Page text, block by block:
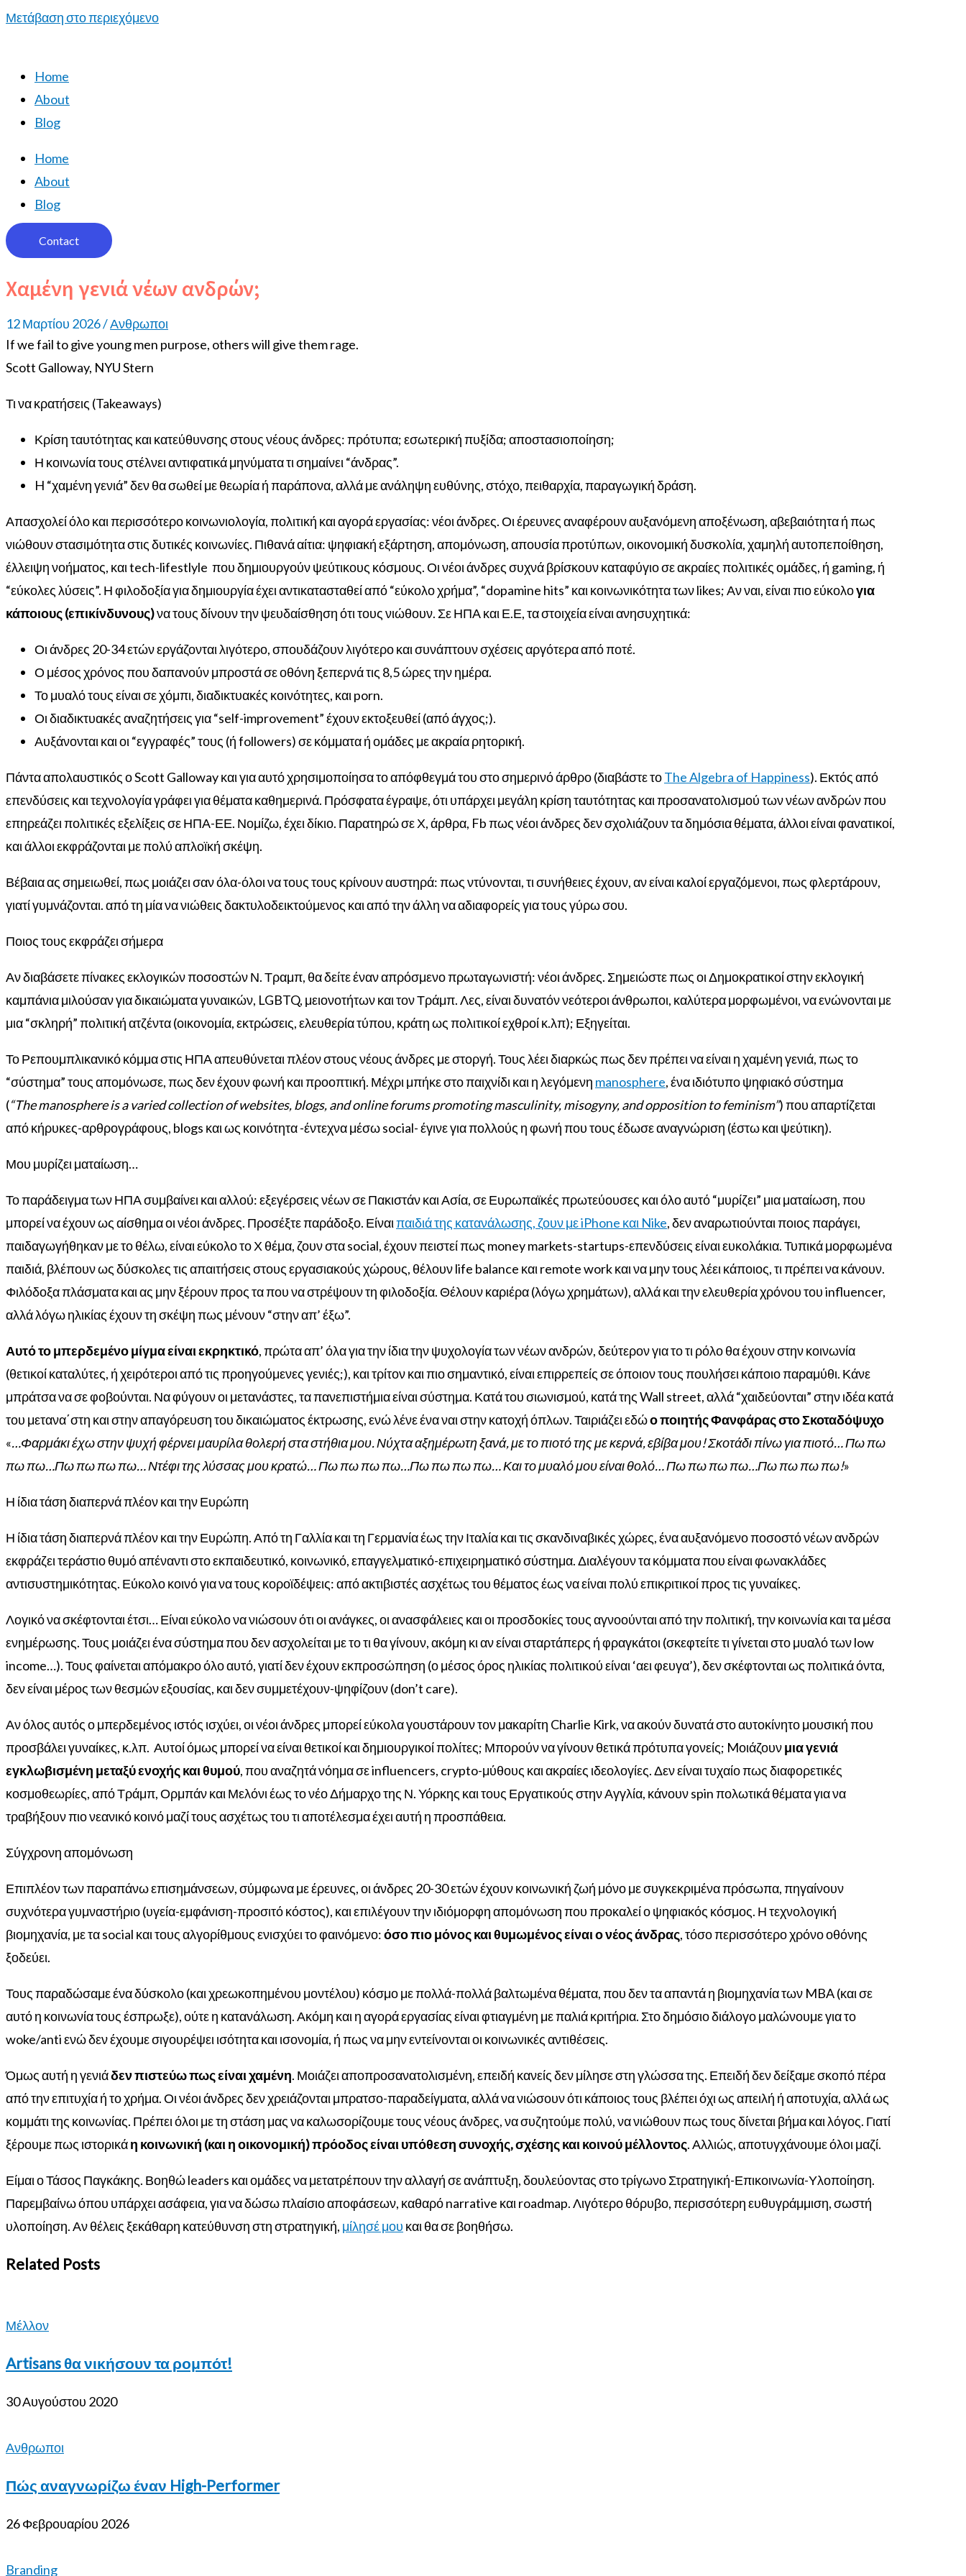
Μετάβαση στο περιεχόμενο
Home
About
Blog
Home
About
Blog
Contact
Χαμένη γενιά νέων ανδρών;
12 Μαρτίου 2026/Ανθρωποι
If we fail to give young men purpose, others will give them rage.
Scott Galloway, NYU Stern
Τι να κρατήσεις (Takeaways)
Κρίση ταυτότητας και κατεύθυνσης στους νέους άνδρες: πρότυπα; εσωτερική πυξίδα; αποστασιοποίηση;
Η κοινωνία τους στέλνει αντιφατικά μηνύματα τι σημαίνει “άνδρας”.
H “χαμένη γενιά” δεν θα σωθεί με θεωρία ή παράπονα, αλλά με ανάληψη ευθύνης, στόχο, πειθαρχία, παραγωγική δράση.
Απασχολεί όλο και περισσότερο κοινωνιολογία, πολιτική και αγορά εργασίας: νέοι άνδρες. Οι έρευνες αναφέρουν αυξανόμενη αποξένωση, αβεβαιότητα ή πως
νιώθουν στασιμότητα στις δυτικές κοινωνίες. Πιθανά αίτια: ψηφιακή εξάρτηση, απομόνωση, απουσία προτύπων, οικονομική δυσκολία, χαμηλή αυτοπεποίθηση,
έλλειψη νοήματος, και tech-lifestlyle που δημιουργούν ψεύτικους κόσμους. Οι νέοι άνδρες συχνά βρίσκουν καταφύγιο σε ακραίες πολιτικές ομάδες, ή gaming, ή
“εύκολες λύσεις”. Η φιλοδοξία για δημιουργία έχει αντικατασταθεί από “εύκολο χρήμα”, “dopamine hits” και κοινωνικότητα των likes; Αν ναι, είναι πιο εύκολογια
κάποιους (επικίνδυνους)να τους δίνουν την ψευδαίσθηση ότι τους νιώθουν. Σε ΗΠΑ και Ε.Ε, τα στοιχεία είναι ανησυχητικά:
Οι άνδρες 20-34 ετών εργάζονται λιγότερο, σπουδάζουν λιγότερο και συνάπτουν σχέσεις αργότερα από ποτέ.
Ο μέσος χρόνος που δαπανούν μπροστά σε οθόνη ξεπερνά τις 8,5 ώρες την ημέρα.
Το μυαλό τους είναι σε χόμπι, διαδικτυακές κοινότητες, και porn.
Οι διαδικτυακές αναζητήσεις για “self-improvement” έχουν εκτοξευθεί (από άγχος;).
Αυξάνονται και οι “εγγραφές” τους (ή followers) σε κόμματα ή ομάδες με ακραία ρητορική.
Πάντα απολαυστικός ο Scott Galloway και για αυτό χρησιμοποίησα το απόφθεγμά του στο σημερινό άρθρο (διαβάστε τοThe Algebra of Happiness). Εκτός από
επενδύσεις και τεχνολογία γράφει για θέματα καθημερινά. Πρόσφατα έγραψε, ότι υπάρχει μεγάλη κρίση ταυτότητας και προσανατολισμού των νέων ανδρών που
επηρεάζει πολιτικές εξελίξεις σε ΗΠΑ-ΕΕ. Νομίζω, έχει δίκιο. Παρατηρώ σε Χ, άρθρα, Fb πως νέοι άνδρες δεν σχολιάζουν τα δημόσια θέματα, άλλοι είναι φανατικοί,
και άλλοι εκφράζονται με πολύ απλοϊκήσκέψη.
Βέβαια ας σημειωθεί, πως μοιάζει σαν όλα-όλοι να τους τους κρίνουν αυστηρά: πως ντύνονται, τι συνήθειες έχουν, αν είναι καλοί εργαζόμενοι, πως φλερτάρουν,
γιατί γυμνάζονται. από τη μία να νιώθεις δακτυλοδεικτούμενος και από την άλλη να αδιαφορείς για τους γύρω σου.
Ποιος τους εκφράζει σήμερα
Αν διαβάσετε πίνακες εκλογικών ποσοστών Ν. Τραμπ, θα δείτε έναν απρόσμενο πρωταγωνιστή: νέοι άνδρες. Σημειώστε πως οι Δημοκρατικοί στην εκλογική
καμπάνια μιλούσαν για δικαιώματα γυναικών, LGBTQ, μειονοτήτων και τον Τράμπ. Λες, είναι δυνατόν νεότεροι άνθρωποι, καλύτερα μορφωμένοι, να ενώνονται με
μια “σκληρή” πολιτική ατζέντα (οικονομία, εκτρώσεις, ελευθερία τύπου, κράτη ως πολιτικοί εχθροί κ.λπ); Εξηγείται.
Το Ρεπουμπλικανικό κόμμα στις ΗΠΑ απευθύνεται πλέον στους νέους άνδρες με στοργή. Τους λέει διαρκώς πως δεν πρέπει να είναι η χαμένη γενιά, πως το
“σύστημα” τους απομόνωσε, πως δεν έχουν φωνή και προοπτική. Μέχρι μπήκε στο παιχνίδι και η λεγόμενη manosphere, ένα ιδιότυπο ψηφιακό σύστημα
(“The manosphere is a varied collection of websites, blogs, and online forums promoting masculinity, misogyny, and opposition to feminism”) που απαρτίζεται
από κήρυκες-αρθρογράφους, blogs και ως κοινότητα -έντεχνα μέσω social- έγινε για πολλούς η φωνή που τους έδωσε αναγνώριση (έστω και ψεύτικη).
Μου μυρίζει ματαίωση…
Το παράδειγμα των ΗΠΑ συμβαίνει και αλλού: εξεγέρσεις νέων σε Πακιστάν και Ασία, σε Ευρωπαϊκές πρωτεύουσες και όλο αυτό “μυρίζει” μια ματαίωση, που
μπορεί να έχουν ως αίσθημα οι νέοι άνδρες. Προσέξτε παράδοξο. Είναιπαιδιά της κατανάλωσης, ζουν με iPhone και Nike, δεν αναρωτιούνται ποιος παράγει,
παιδαγωγήθηκαν με το θέλω, είναι εύκολο το Χ θέμα, ζουν στα social, έχουν πειστεί πως money markets-startups-επενδύσεις είναι ευκολάκια. Τυπικά μορφωμένα
παιδιά, βλέπουν ως δύσκολες τις απαιτήσεις στους εργασιακούς χώρους, θέλουν life balance και remote work και να μην τους λέει κάποιος, τι πρέπει να κάνουν.
Φιλόδοξα πλάσματα και ας μην ξέρουν προς τα που να στρέψουν τη φιλοδοξία. Θέλουν καριέρα (λόγω χρημάτων), αλλά και την ελευθερία χρόνου του influencer,
αλλά λόγω ηλικίας έχουν τη σκέψη πως μένουν “στην απ’ έξω”.
Αυτό το μπερδεμένο μίγμα είναι εκρηκτικό, πρώτα απ’ όλα για την ίδια την ψυχολογία των νέων ανδρών, δεύτερον για το τι ρόλο θα έχουν στην κοινωνία
(θετικοί καταλύτες, ή χειρότεροι από τις προηγούμενες γενιές;), και τρίτον και πιο σημαντικό, είναι επιρρεπείς σε όποιον τους πουλήσει κάποιο παραμύθι. Κάνε
μπράτσα να σε φοβούνται. Να φύγουν οι μετανάστες, τα πανεπιστήμια είναι σύστημα. Κατά του σιωνισμού, κατά της Wall street, αλλά “χαιδεύονται” στην ιδέα κατά
του μετανα΄στη και στην απαγόρευση του δικαιώματος έκτρωσης, ενώ λένε ένα ναι στην κατοχή όπλων. Ταιριάζει εδώο ποιητής Φανφάρας στο Σκοταδόψυχο
«…Φαρμάκι έχω στην ψυχή φέρνει μαυρίλα θολερή στα στήθια μου. Νύχτα αξημέρωτη ξανά, με το πιοτό της με κερνά, εβίβα μου! Σκοτάδι πίνω για πιοτό… Πω πω
πω πω…Πω πω πω πω… Ντέφι της λύσσας μου κρατώ… Πω πω πω πω…Πω πω πω πω… Και το μυαλό μου είναι θολό… Πω πω πω πω…Πω πω πω πω!»
Η ίδια τάση διαπερνά πλέον και την Ευρώπη
Η ίδια τάση διαπερνά πλέον και την Ευρώπη. Από τη Γαλλία και τη Γερμανία έως την Ιταλία και τις σκανδιναβικές χώρες, ένα αυξανόμενο ποσοστό νέων ανδρών
εκφράζει τεράστιο θυμό απέναντι στο εκπαιδευτικό, κοινωνικό, επαγγελματικό-επιχειρηματικό σύστημα. Διαλέγουν τα κόμματα που είναι φωνακλάδες
αντισυστημικότητας. Εύκολο κοινό για να τους κοροϊδέψεις: απόακτιβιστές ασχέτως του θέματος έως να είναι πολύ επικριτικοί προς τις γυναίκες.
Λογικό να σκέφτονται έτσι… Είναι εύκολο να νιώσουν ότι οι ανάγκες, οι ανασφάλειες και οι προσδοκίες τους αγνοούνται από την πολιτική, την κοινωνία και τα μέσα
ενημέρωσης. Τους μοιάζει ένα σύστημα που δεν ασχολείται με το τι θα γίνουν, ακόμη κι αν είναι σταρτάπερς ή φραγκάτοι (σκεφτείτε τι γίνεται στο μυαλό των low
income…). Τους φαίνεται απόμακρο όλο αυτό, γιατί δεν έχουν εκπροσώπηση (ο μέσος όρος ηλικίας πολιτικού είναι ‘αει φευγα’), δεν σκέφτονται ως πολιτικά όντα,
δεν είναι μέρος των θεσμών εξουσίας, και δεν συμμετέχουν-ψηφίζουν (don’t care).
Αν όλος αυτός ο μπερδεμένος ιστός ισχύει, οι νέοι άνδρες μπορεί εύκολα γουστάρουν τον μακαρίτη Charlie Kirk, να ακούν δυνατά στο αυτοκίνητο μουσική που
προσβάλει γυναίκες, κ.λπ. Αυτοί όμως μπορεί να είναι θετικοί και δημιουργικοί πολίτες; Μπορούν να γίνουν θετικά πρότυπα γονείς; Mοιάζουνμια γενιά
εγκλωβισμένη μεταξύ ενοχής και θυμού, που αναζητά νόημα σε influencers, crypto-μύθους και ακραίες ιδεολογίες. Δεν είναι τυχαίο πως διαφορετικές
κοσμοθεωρίες, από Τράμπ, Ορμπάν και Μελόνι έως το νέο Δήμαρχο της Ν. Υόρκης και τους Εργατικούς στην Αγγλία, κάνουν spin πολωτικά θέματα για να
τραβήξουν πιο νεανικό κοινό μαζί τους ασχέτως του τι αποτέλεσμα έχει αυτή η προσπάθεια.
Σύγχρονη απομόνωση
Επιπλέον των παραπάνω επισημάνσεων, σύμφωνα με έρευνες, οι άνδρες 20-30 ετών έχουν κοινωνική ζωή μόνο με συγκεκριμένα πρόσωπα, πηγαίνουν
συχνότερα γυμναστήριο (υγεία-εμφάνιση-προσιτό κόστος), και επιλέγουν την ιδιόμορφη απομόνωση που προκαλεί ο ψηφιακός κόσμος. Η τεχνολογική
βιομηχανία, με τα social και τους αλγορίθμους ενισχύει το φαινόμενο:όσο πιο μόνος και θυμωμένος είναι ο νέος άνδρας, τόσο περισσότερο χρόνο οθόνης
ξοδεύει.
Τους παραδώσαμε ένα δύσκολο (και χρεωκοπημένου μοντέλου) κόσμο με πολλά-πολλά βαλτωμένα θέματα, που δεν τα απαντά η βιομηχανία των MBA (και σε
αυτό η κοινωνία τους έσπρωξε), ούτε η κατανάλωση. Ακόμη και η αγορά εργασίας είναι φτιαγμένη με παλιά κριτήρια. Στο δημόσιο διάλογο μαλώνουμε για το
woke/anti ενώ δεν έχουμε σιγουρέψει ισότητα και ισονομία, ή πως να μην εντείνονται οι κοινωνικές αντιθέσεις.
Όμως αυτή η γενιάδεν πιστεύω πως είναι χαμένη. Μοιάζει αποπροσανατολισμένη, επειδή κανείς δεν μίλησε στη γλώσσα της. Επειδή δεν δείξαμε σκοπό πέρα
από την επιτυχία ή το χρήμα. Οι νέοι άνδρες δεν χρειάζονται μπρατσο-παραδείγματα, αλλά να νιώσουν ότι κάποιος τους βλέπει όχι ως απειλή ή αποτυχία, αλλά ως
κομμάτι της κοινωνίας. Πρέπει όλοι με τη στάση μας να καλωσορίζουμε τους νέους άνδρες, να συζητούμε πολύ, να νιώθουν πως τους δίνεται βήμα και λόγος. Γιατί
ξέρουμε πως ιστορικάη κοινωνική (και η οικονομική) πρόοδος είναι υπόθεση συνοχής, σχέσης και κοινού μέλλοντος. Αλλιώς, αποτυγχάνουμε όλοι μαζί.
Είμαι ο Τάσος Παγκάκης. Βοηθώ leaders και ομάδες να μετατρέπουν την αλλαγή σε ανάπτυξη, δουλεύοντας στο τρίγωνο Στρατηγική-Επικοινωνία-Υλοποίηση.
Παρεμβαίνω όπου υπάρχει ασάφεια, για να δώσω πλαίσιο αποφάσεων, καθαρό narrative και roadmap. Λιγότερο θόρυβο, περισσότερη ευθυγράμμιση, σωστή
υλοποίηση. Αν θέλεις ξεκάθαρη κατεύθυνση στη στρατηγική, μίλησέ μου και θα σε βοηθήσω.
Related Posts
Μέλλον
Artisans θα νικήσουν τα ρομπότ!
30 Αυγούστου 2020
Ανθρωποι
Πώς αναγνωρίζω έναν High-Performer
26 Φεβρουαρίου 2026
Branding